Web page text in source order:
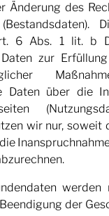
Änderung des
6 Abs. 1 lit. b
zur
Daten über die
wir nur, soweit
werden
der